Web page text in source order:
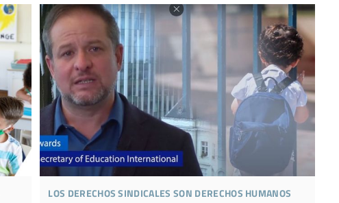
los derechos sindicales son derechos humanos